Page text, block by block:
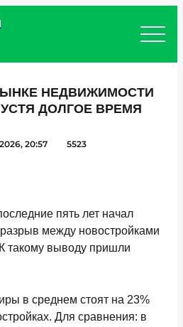
НЕДВИЖИМОСТИ
ДОЛГОЕ ВРЕМЯ
20:57 5523
пять лет начал
между новостройками
такому выводу пришли
в среднем стоят на 23%
Для сравнения: в